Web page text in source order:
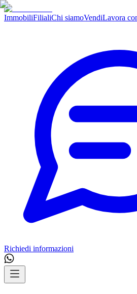
ImmobiliFilialiChi siamoVendiLavora
Richiedi informazioni